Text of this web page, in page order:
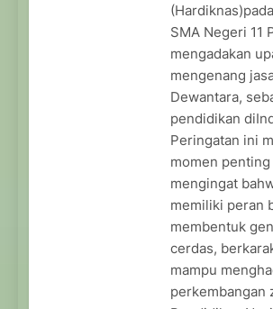
SMA Negeri 11
mengadakan
mengenang
Dewantara,
pendidikan
Peringatan ini
momen
mengingat
memiliki peran
membentuk
cerdas,
mampu
perkembangan